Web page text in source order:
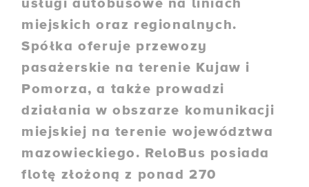
usługi autobusowe na liniach
miejskich oraz regionalnych.
Spółka oferuje przewozy
pasażerskie na terenie Kujaw i
Pomorza, a także prowadzi
działania w obszarze komunikacji
miejskiej na terenie województwa
mazowieckiego. ReloBus posiada
flotę złożoną z ponad 270